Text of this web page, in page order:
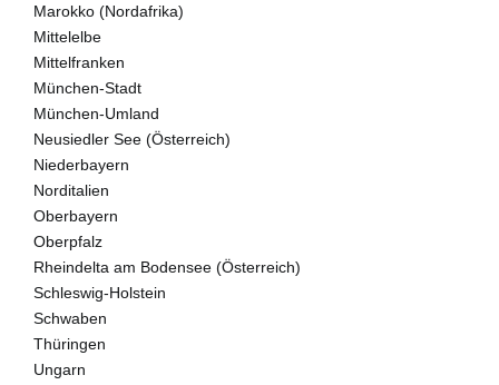
Marokko (Nordafrika)
Mittelelbe
Mittelfranken
München-Stadt
München-Umland
Neusiedler See (Österreich)
Niederbayern
Norditalien
Oberbayern
Oberpfalz
Rheindelta am Bodensee (Österreich)
Schleswig-Holstein
Schwaben
Thüringen
Ungarn